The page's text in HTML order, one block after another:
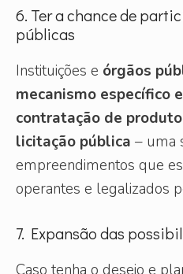
6. Ter a chance de
públicas
Instituições e órgãos
mecanismo específico
contratação de
licitação pública – uma
empreendimentos que
operantes e legalizados
7. Expansão das
Caso tenha o desejo e